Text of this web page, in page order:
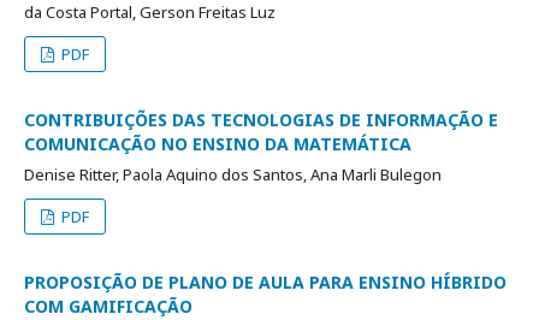
da Costa Portal, Gerson Freitas Luz
PDF
CONTRIBUIÇÕES DAS TECNOLOGIAS DE INFORMAÇÃO E
COMUNICAÇÃO NO ENSINO DA MATEMÁTICA
Denise Ritter, Paola Aquino dos Santos, Ana Marli Bulegon
PDF
PROPOSIÇÃO DE PLANO DE AULA PARA ENSINO HÍBRIDO
COM GAMIFICAÇÃO